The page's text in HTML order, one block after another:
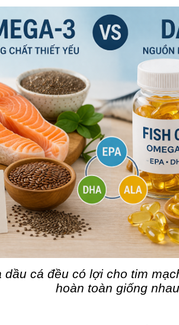
dầu cá đều có lợi cho tim
hoàn toàn giống